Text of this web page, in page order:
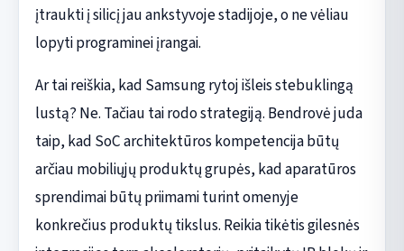
įtraukti į silicį jau ankstyvoje stadijoje, o ne vėliau
lopyti programinei įrangai.
Ar tai reiškia, kad Samsung rytoj išleis stebuklingą
lustą? Ne. Tačiau tai rodo strategiją. Bendrovė juda
taip, kad SoC architektūros kompetencija būtų
arčiau mobiliųjų produktų grupės, kad aparatūros
sprendimai būtų priimami turint omenyje
konkrečius produktų tikslus. Reikia tikėtis gilesnės